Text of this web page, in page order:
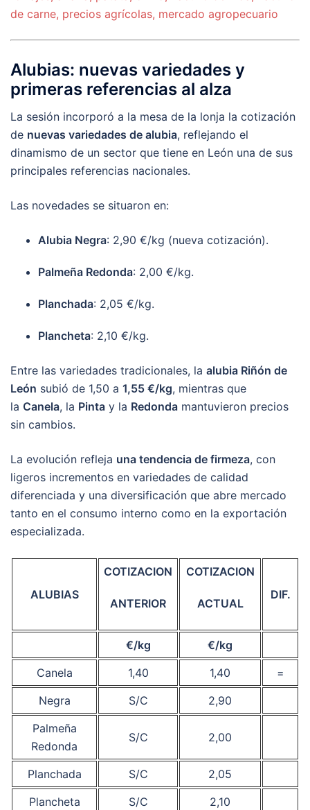
Alubias: nuevas variedades y
primeras referencias al alza
La sesión incorporó a la mesa de la lonja la cotización
de nuevas variedades de alubia, reflejando el
dinamismo de un sector que tiene en León una de sus
principales referencias nacionales.
Las novedades se situaron en:
Alubia Negra: 2,90 €/kg (nueva cotización).
Palmeña Redonda: 2,00 €/kg.
Planchada: 2,05 €/kg.
Plancheta: 2,10 €/kg.
Entre las variedades tradicionales, la alubia Riñón de
León subió de 1,50 a 1,55 €/kg, mientras que
la Canela, la Pinta y la Redonda mantuvieron precios
sin cambios.
La evolución refleja una tendencia de firmeza, con
ligeros incrementos en variedades de calidad
diferenciada y una diversificación que abre mercado
tanto en el consumo interno como en la exportación
especializada.
ALUBIAS
COTIZACION
ANTERIOR
COTIZACION
ACTUAL
DIF.
€/kg
€/kg
Canela
1,40 1,40
=
Negra
S/C
2,90
Palmeña
Redonda
S/C 2,00
Planchada S/C
2,05
Plancheta
S/C
2,10